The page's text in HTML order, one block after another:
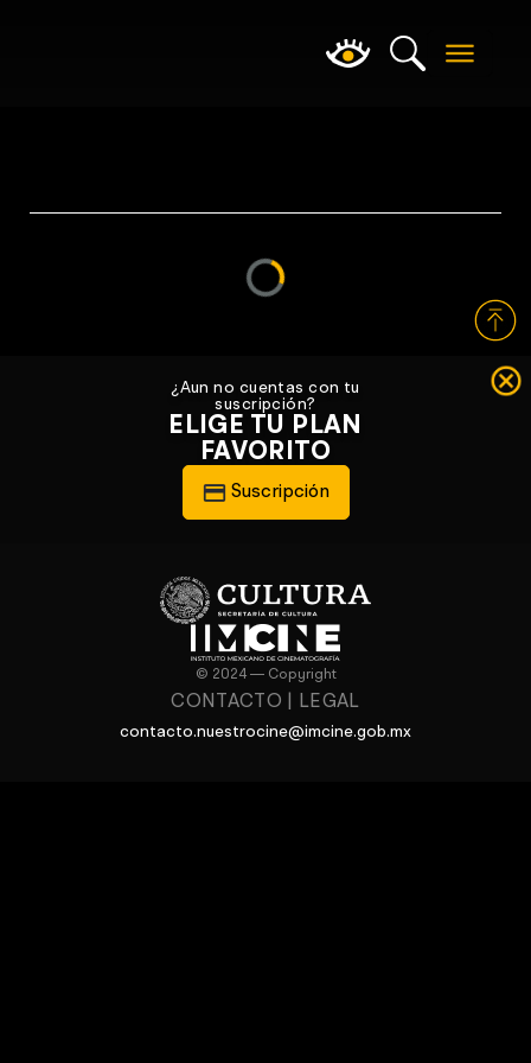
¿Aun no cuentas con tu
suscripción?
ELIGE TU PLAN
FAVORITO
Suscripción
© 2024 — Copyright
CONTACTO LEGAL
contacto.nuestrocine@imcine.gob.mx